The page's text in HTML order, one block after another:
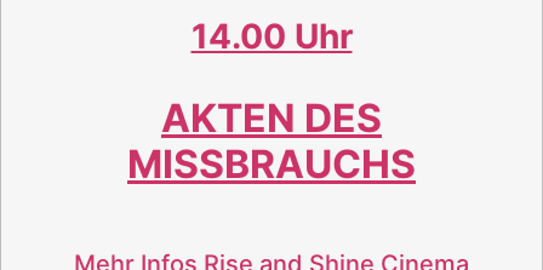
14.00 Uhr
AKTEN DES
MISSBRAUCHS
Mehr Infos Rise and Shine Cinema